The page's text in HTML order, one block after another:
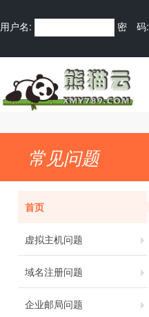
用户名: 密 码:
常见问题
首页
虚拟主机问题
域名注册问题
企业邮局问题